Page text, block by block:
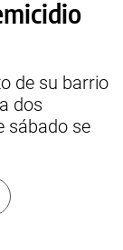
de su barrio
dos
sábado se